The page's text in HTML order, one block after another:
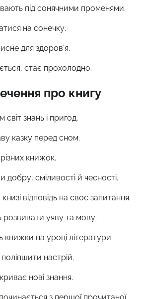
під сонячними променями.
на сонечку.
для здоров’я.
стає прохолодно.
про книгу
світ знань і пригод.
казку перед сном.
книжок.
сміливості й чесності.
відповідь на своє запитання.
уяву та мову.
книжки на уроці літератури.
настрій.
нові знання.